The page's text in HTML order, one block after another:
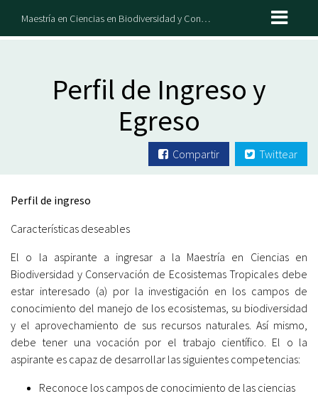
Maestría en Ciencias en Biodiversidad y Conservación de Ecosistemas Tropicales
Perfil de Ingreso y
Egreso
Compartir Twittear
Perfil de ingreso
Características deseables
El o la aspirante a ingresar a la Maestría en Ciencias en
Biodiversidad y Conservación de Ecosistemas Tropicales debe
estar interesado (a) por la investigación en los campos de
conocimiento del manejo de los ecosistemas, su biodiversidad
y el aprovechamiento de sus recursos naturales. Así mismo,
debe tener una vocación por el trabajo científico. El o la
aspirante es capaz de desarrollar las siguientes competencias:
Reconoce los campos de conocimiento de las ciencias